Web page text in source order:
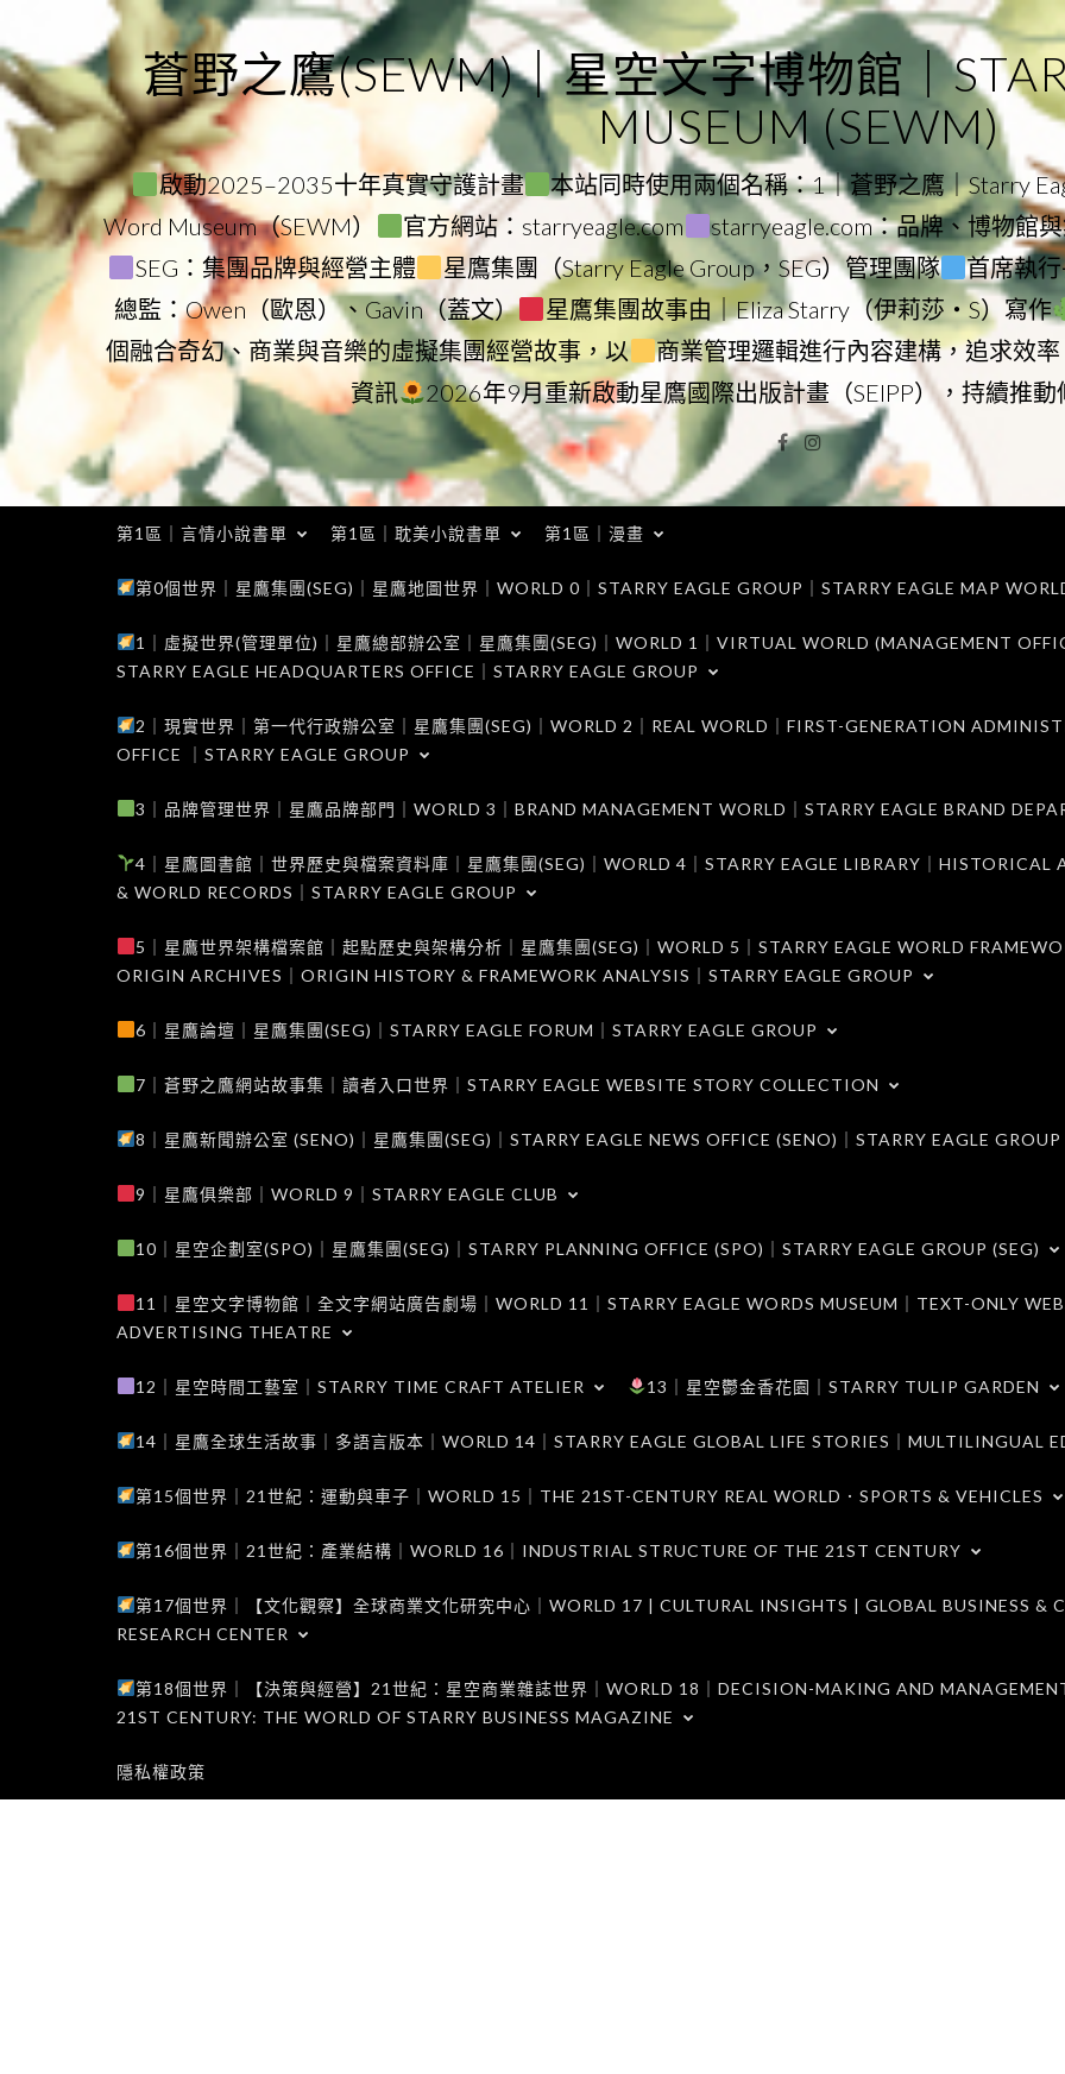
to
content
蒼野之鷹(SEWM)｜星空文字博物館｜
MUSEUM (SEWM)
啟動2025–2035十年真實守護計畫
本站同時使用兩個名稱：1｜蒼野之鷹｜Starry
Word Museum（SEWM）
官方網站：starryeagle.com starryeagle.com：品牌、博物館
SEG：集團品牌與經營主體
星鷹集團（Starry Eagle Group，SEG）管理團隊 首席執
總監：Owen（歐恩）、Gavin（蓋文）
星鷹集團故事由｜Eliza Starry（伊莉莎・S）寫作
個融合奇幻、商業與音樂的虛擬集團經營故事，以
商業管理邏輯進行內容建構，追求效
資訊
2026年9月重新啟動星鷹國際出版計畫（SEIPP），持續推
Facebook
Instagram
第1區｜言情小說書單 第1區｜耽美小說書單 第1區｜漫畫
第0個世界｜星鷹集團(SEG)｜星鷹地圖世界｜WORLD 0｜STARRY EAGLE GROUP｜STARRY EAGLE MAP
1｜虛擬世界(管理單位)｜星鷹總部辦公室｜星鷹集團(SEG)｜WORLD 1｜VIRTUAL WORLD (MANAGEMENT
STARRY EAGLE HEADQUARTERS OFFICE｜STARRY EAGLE GROUP
2｜現實世界｜第一代行政辦公室｜星鷹集團(SEG)｜WORLD 2｜REAL WORLD｜FIRST-GENERATION
OFFICE ｜STARRY EAGLE GROUP
3｜品牌管理世界｜星鷹品牌部門｜WORLD 3｜BRAND MANAGEMENT WORLD｜STARRY EAGLE BRAND
4｜星鷹圖書館｜世界歷史與檔案資料庫｜星鷹集團(SEG)｜WORLD 4｜STARRY EAGLE LIBRARY｜HISTORICAL
& WORLD RECORDS｜STARRY EAGLE GROUP
5｜星鷹世界架構檔案館｜起點歷史與架構分析｜星鷹集團(SEG)｜WORLD 5｜STARRY EAGLE WORLD
ORIGIN ARCHIVES｜ORIGIN HISTORY & FRAMEWORK ANALYSIS｜STARRY EAGLE GROUP
6｜星鷹論壇｜星鷹集團(SEG)｜STARRY EAGLE FORUM｜STARRY EAGLE GROUP
7｜蒼野之鷹網站故事集｜讀者入口世界｜STARRY EAGLE WEBSITE STORY COLLECTION
8｜星鷹新聞辦公室 (SENO)｜星鷹集團(SEG)｜STARRY EAGLE NEWS OFFICE (SENO)｜STARRY EAGLE GROUP
9｜星鷹俱樂部｜WORLD 9｜STARRY EAGLE CLUB
10｜星空企劃室(SPO)｜星鷹集團(SEG)｜STARRY PLANNING OFFICE (SPO)｜STARRY EAGLE GROUP (SEG)
11｜星空文字博物館｜全文字網站廣告劇場｜WORLD 11｜STARRY EAGLE WORDS MUSEUM｜TEXT-ONLY
ADVERTISING THEATRE
12｜星空時間工藝室｜STARRY TIME CRAFT ATELIER 13｜星空鬱金香花園｜STARRY TULIP GARDEN
14｜星鷹全球生活故事｜多語言版本｜WORLD 14｜STARRY EAGLE GLOBAL LIFE STORIES｜MULTILINGUAL
第15個世界｜21世紀：運動與車子｜WORLD 15｜THE 21ST-CENTURY REAL WORLD．SPORTS & VEHICLES
第16個世界｜21世紀：產業結構｜WORLD 16｜INDUSTRIAL STRUCTURE OF THE 21ST CENTURY
第17個世界｜【文化觀察】全球商業文化研究中心｜WORLD 17 | CULTURAL INSIGHTS | GLOBAL BUSINESS &
RESEARCH CENTER
第18個世界｜【決策與經營】21世紀：星空商業雜誌世界｜WORLD 18｜DECISION-MAKING AND
21ST CENTURY: THE WORLD OF STARRY BUSINESS MAGAZINE
隱私權政策